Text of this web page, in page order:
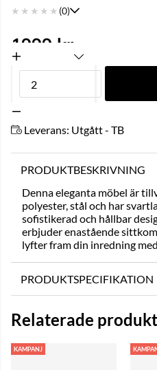
★ ★ ★ ★ ★ (0)
1999 kr
Leverans: Utgått - TB
PRODUKTBESKRIVNING
Denna eleganta möbel är
polyester, stål och har
sofistikerad och hållbar
erbjuder enastående
lyfter fram din inredning
PRODUKTSPECIFIKATION
Relaterade
KAMPANJ